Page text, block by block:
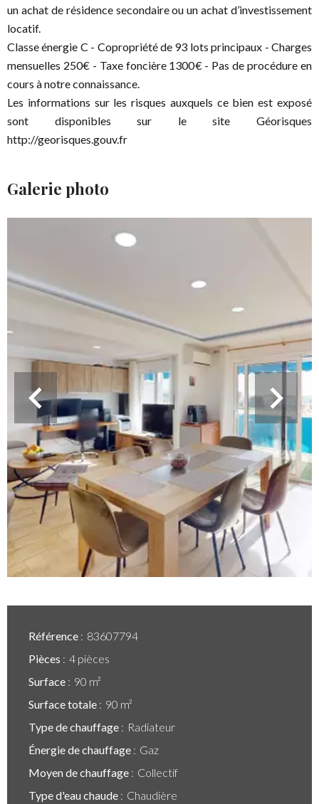
un achat de résidence secondaire ou un achat d’investissement
locatif.
Classe énergie C - Copropriété de 93 lots principaux - Charges
mensuelles 250€ - Taxe foncière 1300€ - Pas de procédure en
cours à notre connaissance.
Les informations sur les risques auxquels ce bien est exposé
sont disponibles sur le site Géorisques
http://georisques.gouv.fr
Galerie photo
Référence
83607794
Pièces
4 pièces
Surface
90 m²
Surface totale
90 m²
Type de chauffage
Radiateur
Énergie de chauffage
Gaz
Moyen de chauffage
Collectif
Type d'eau chaude
Chaudière